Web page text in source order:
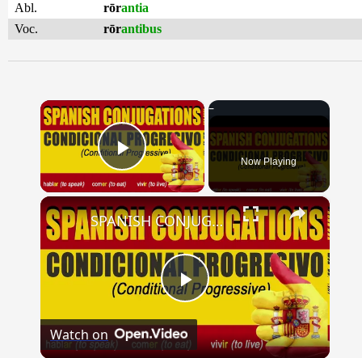
Abl.
rōrantia
Voc.
rōrantibus
×
Play Video Now Playing
×
Play
Video
SPANISH CONJUGATIONS: Conditional Progressive (Condicional Progresivo)
Watch on